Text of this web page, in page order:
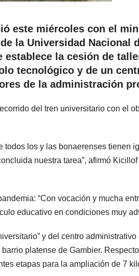
este miércoles con el
la Universidad Nacional
establece la cesión de
tecnológico y de un
de la administración
del tren universitario con el
todos los y las bonaerenses tienen
nuestra tarea”, afirmó
“Con vocación y mucha
educativo en condiciones muy
y del centro
platense de Gambier.
etapas para la ampliación de 7